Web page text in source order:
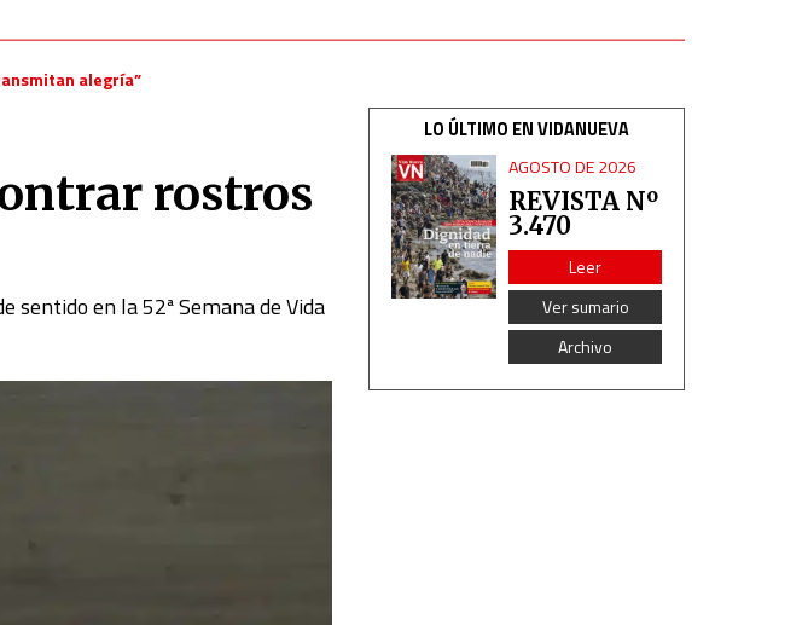
alegría”
rostros
sentido en la 52ª Semana de Vida
LO ÚLTIMO EN VIDANUEVA
AGOSTO DE 2026
REVISTA Nº
3.470
Leer
Ver sumario
Archivo